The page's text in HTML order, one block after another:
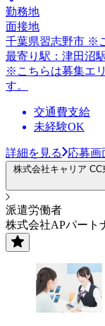
勤務地
面接地
千葉県習志野市 ※
最寄り駅：津田沼
※こちらは募集エ
す。
交通費支給
未経験OK
詳細を見る 応募画
株式会社キャリア
派遣労働者
株式会社APパート